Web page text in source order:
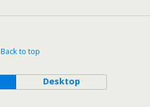
Back to top
Desktop